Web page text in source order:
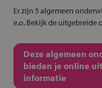
Er zijn 5 algemeen
e.o. Bekijk de uitgebreide
Deze algemeen
bieden je online
informatie